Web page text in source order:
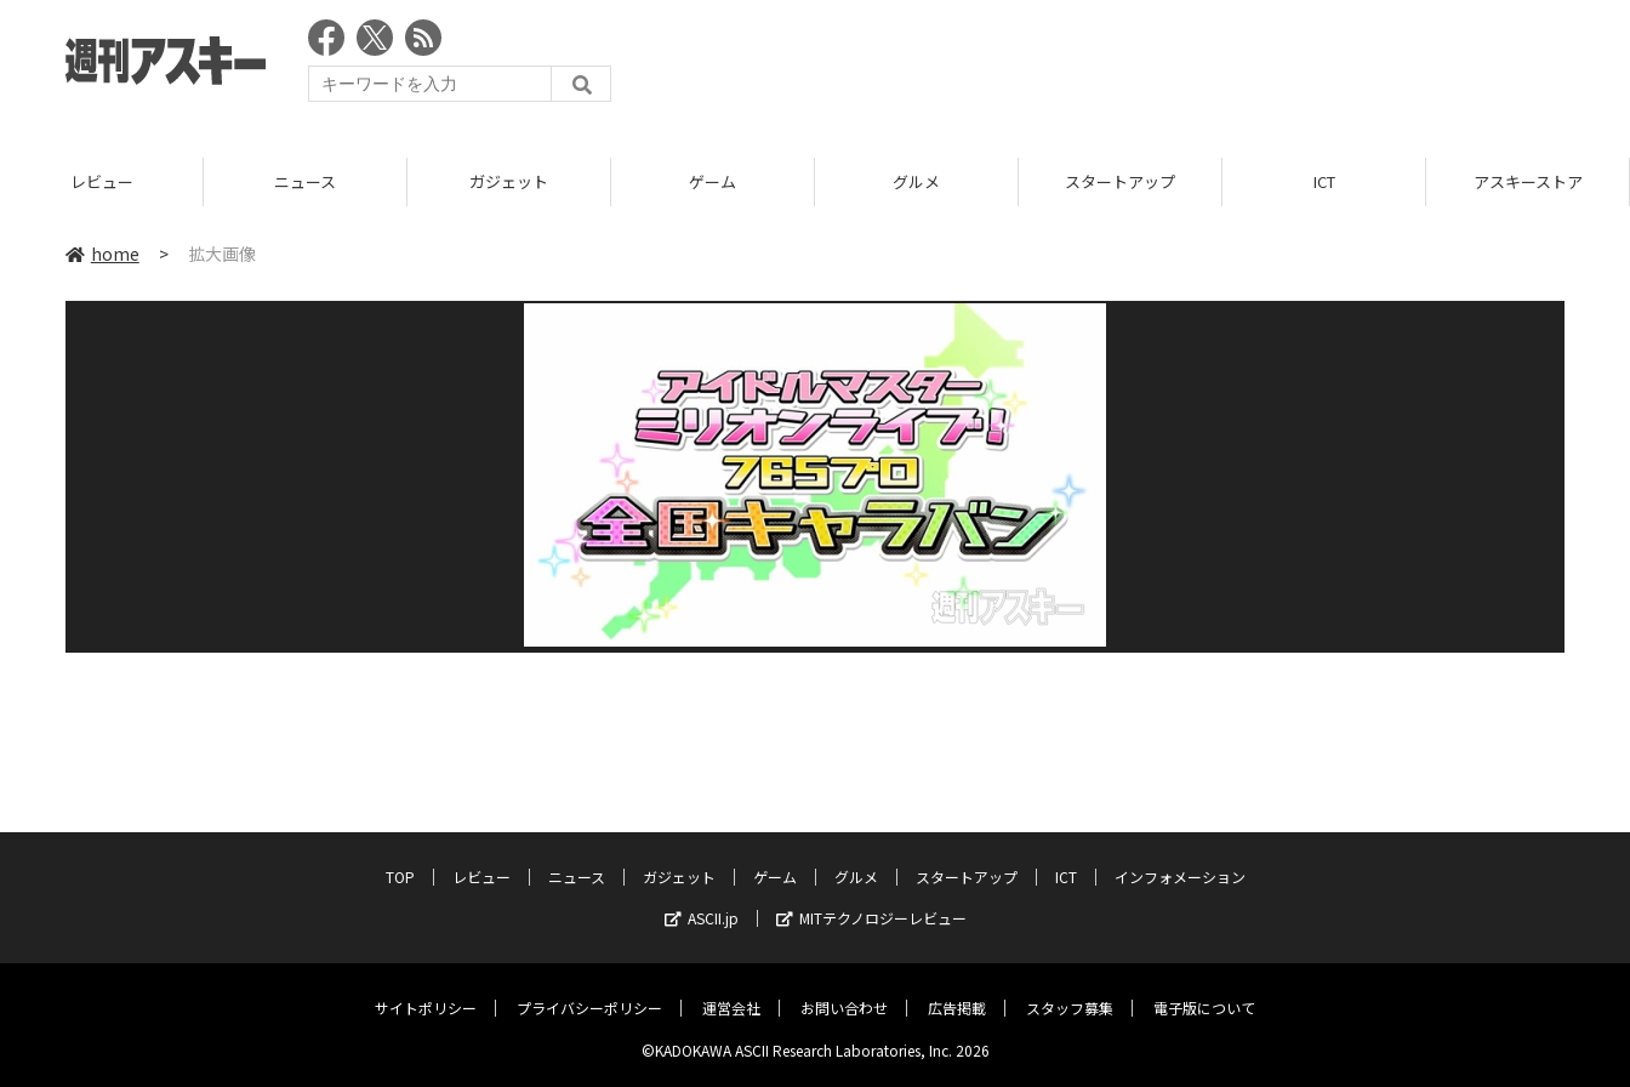
レビュー ニュース ガジェット ゲーム グルメ スタートアップ ICT アスキーストア
home > 拡大画像
TOP レビュー ニュース ガジェット ゲーム グルメ スタートアップ ICT
インフォメーション
ASCII.jp
MITテクノロジーレビュー
サイトポリシー プライバシーポリシー 運営会社 お問い合わせ 広告掲載 スタッフ募集 電子版について
©KADOKAWA ASCII Research Laboratories, Inc. 2026